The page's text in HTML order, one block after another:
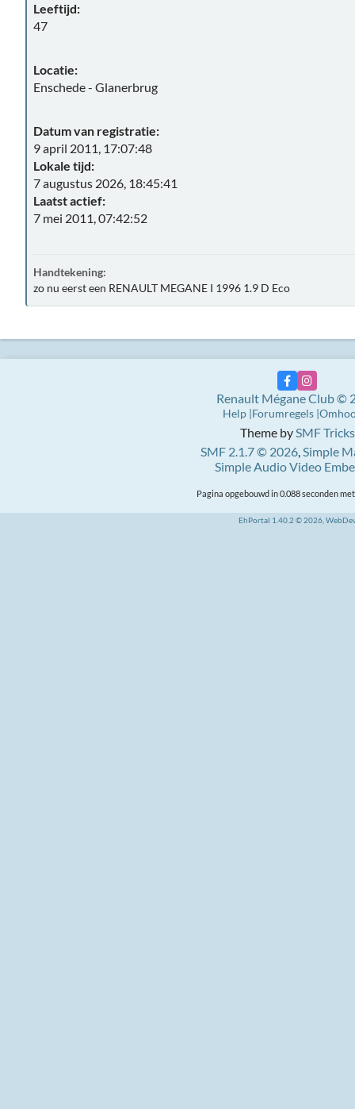
Leeftijd:
47
Locatie:
Enschede - Glanerbrug
Datum van registratie:
9 april 2011, 17:07:48
Lokale tijd:
7 augustus 2026, 18:45:41
Laatst actief:
7 mei 2011, 07:42:52
Handtekening:
zo nu eerst een RENAULT MEGANE I 1996 1.9 D Eco
Theme bySMF Tricks
SMF 2.1.7 © 2026,Simple
Simple Audio Video
Renault Mégane Club ©
Help Forumregels
Pagina opgebouwd in 0.088 seconden
EhPortal 1.40.2 © 2026,